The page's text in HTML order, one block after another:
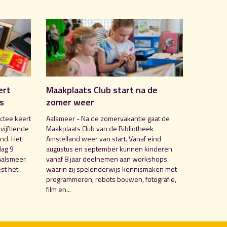
keert
Het
9
het
Maakplaats Club start na de
zomer weer
Aalsmeer - Na de zomervakantie gaat de
Maakplaats Club van de Bibliotheek
Amstelland weer van start. Vanaf eind
augustus en september kunnen kinderen
vanaf 8 jaar deelnemen aan workshops
waarin zij spelenderwijs kennismaken met
programmeren, robots bouwen, fotografie,
film en...